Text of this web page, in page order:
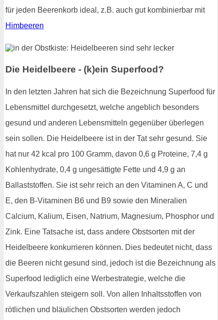
für jeden Beerenkorb ideal, z.B. auch gut kombinierbar mit
Himbeeren
Die Heidelbeere - (k)ein Superfood?
In den letzten Jahren hat sich die Bezeichnung Superfood für
Lebensmittel durchgesetzt, welche angeblich besonders
gesund und anderen Lebensmitteln gegenüber überlegen
sein sollen. Die Heidelbeere ist in der Tat sehr gesund. Sie
hat nur 42 kcal pro 100 Gramm, davon 0,6 g Proteine, 7,4 g
Kohlenhydrate, 0,4 g ungesättigte Fette und 4,9 g an
Ballaststoffen. Sie ist sehr reich an den Vitaminen A, C und
E, den B-Vitaminen B6 und B9 sowie den Mineralien
Calcium, Kalium, Eisen, Natrium, Magnesium, Phosphor und
Zink. Eine Tatsache ist, dass andere Obstsorten mit der
Heidelbeere konkurrieren können. Dies bedeutet nicht, dass
die Beeren nicht gesund sind, jedoch ist die Bezeichnung als
Superfood lediglich eine Werbestrategie, welche die
Verkaufszahlen steigern soll. Von allen Inhaltsstoffen von
rötlichen und bläulichen Obstsorten werden jedoch